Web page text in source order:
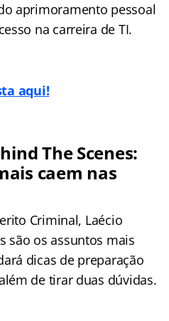
aprimoramento pessoal
na carreira de TI.
aqui!
The Scenes:
caem nas
Criminal, Laécio
são os assuntos mais
dicas de preparação
de tirar duas dúvidas.